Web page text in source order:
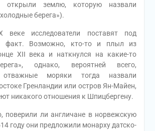
открыли землю, которую назвали
берега»).
исследователи поставят под
факт. Возможно, кто-то и плыл из
XII века и наткнулся на какие-то
однако, вероятней всего,
отважные моряки тогда назвали
Гренландии или остров Ян-Майен,
никакого отношения к Шпицбергену.
ли англичане в норвежскую
году они предложили монарху датско-